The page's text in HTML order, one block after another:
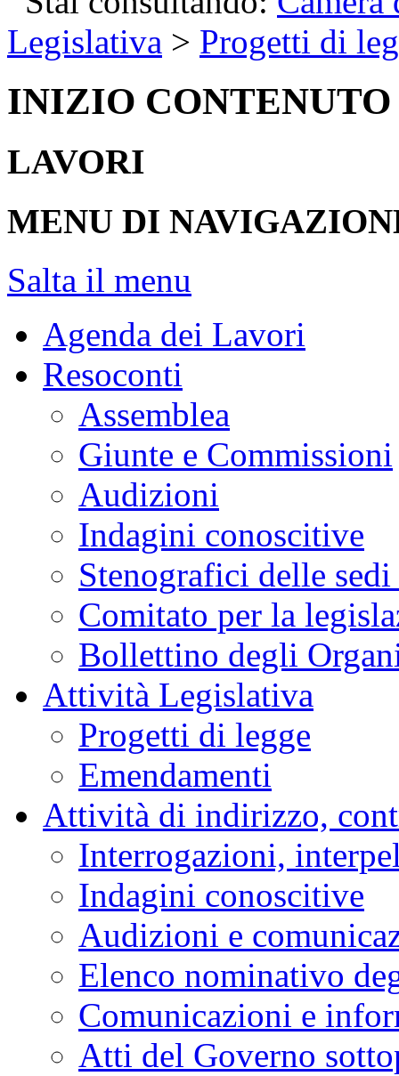
Legislativa > Progetti di
INIZIO CONTENUTO
LAVORI
MENU DI
Salta il menu
Agenda dei Lavori
Resoconti
Assemblea
Giunte e Commissioni
Audizioni
Indagini conoscitive
Stenografici delle
Comitato per la
Bollettino degli
Attività Legislativa
Progetti di legge
Emendamenti
Attività di indirizzo,
Interrogazioni,
Indagini conoscitive
Audizioni e
Elenco nominativo
Comunicazioni e
Atti del Governo